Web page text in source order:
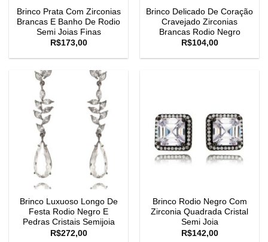
Brinco Prata Com Zirconias
Brancas E Banho De Rodio
Semi Joias Finas
R$173,00
Brinco Delicado De Coração
Cravejado Zirconias
Brancas Rodio Negro
R$104,00
Brinco Luxuoso Longo De
Festa Rodio Negro E
Pedras Cristais Semijoia
R$272,00
Brinco Rodio Negro Com
Zirconia Quadrada Cristal
Semi Joia
R$142,00